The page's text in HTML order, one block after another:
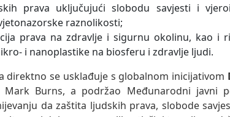
prava uključujući slobodu savjesti i
raznolikosti;
prava na zdravlje i sigurnu okolinu, kao i
i nanoplastike na biosferu i zdravlje ljudi.
direktno se usklađuje s globalnom inicijativom
Burns, a podržao Međunarodni javni
da zaštita ljudskih prava, slobode